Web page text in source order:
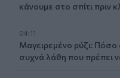
κάνουμε στο σπίτι πριν
04:11
Μαγειρεμένο ρύζι: Πόσο
συχνά λάθη που πρέπει